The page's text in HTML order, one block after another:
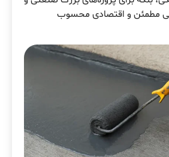
مطمئن و اقتصادی محسوب